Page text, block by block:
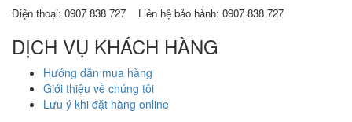
Điện thoại: 0907 838 727 Liên hệ bảo hảnh: 0907 838 727
DỊCH VỤ KHÁCH HÀNG
Hướng dẫn mua hàng
Giới thiệu về chúng tôi
Lưu ý khi đặt hàng online